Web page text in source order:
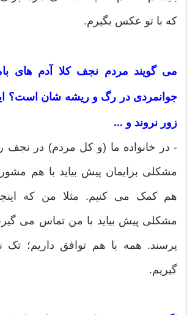
که با تو عکس بگیرم.
می گویند مردم نجف کلا آدم های
جوانمردی در رگ و ریشه شان است؟
زور نروند و ...
- در خانواده ما (و کل مردم) در
مشکلی برایمان پیش بیاید با هم
هم کمک می کنیم. مثلا من که
مشکلی پیش بیاید با من تماس می
پرسند. همه با هم توافق داریم؛ تک
گیریم.